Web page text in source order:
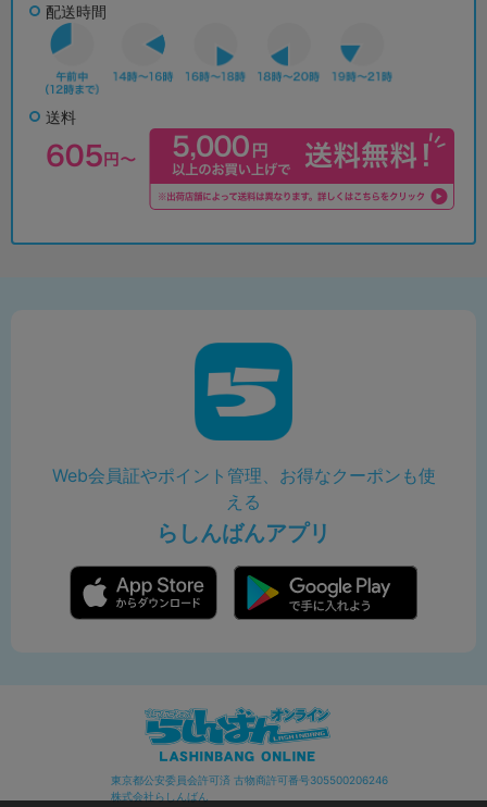
配送時間
送料
Web会員証やポイント管理、お得なクーポンも使
える
らしんばんアプリ
東京都公安委員会許可済 古物商許可番号305500206246
株式会社らしんばん